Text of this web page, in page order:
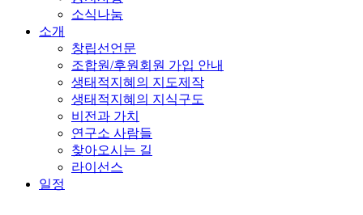
소식나눔
소개
창립선언문
조합원/후원회원 가입 안내
생태적지혜의 지도제작
생태적지혜의 지식구도
비전과 가치
연구소 사람들
찾아오시는 길
라이선스
일정